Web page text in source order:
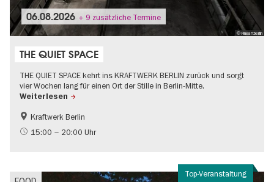
© Fineartberlin
06.08.2026 + 9 zusätzliche Termine
THE QUIET SPACE
THE QUIET SPACE kehrt ins KRAFTWERK BERLIN zurück und sorgt
vier Wochen lang für einen Ort der Stille in Berlin-Mitte.
Weiterlesen
Kultursommer
Kraftwerk Berlin
15:00 – 20:00 Uhr
Top-Veranstaltung